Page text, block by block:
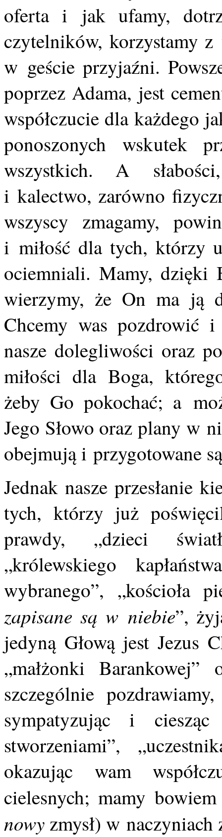
oferta i jak ufamy,
czytelników, korzystamy
w geście przyjaźni.
poprzez Adama, jest
współczucie dla każdego
ponoszonych wskutek
wszystkich. A
i kalectwo, zarówno
wszyscy zmagamy,
i miłość dla tych, którzy
ociemniali. Mamy, dzięki
wierzymy, że On ma ją
Chcemy was pozdrowić
nasze dolegliwości oraz
miłości dla Boga,
żeby Go pokochać; a
Jego Słowo oraz plany w
obejmują i przygotowane
Jednak nasze przesłanie
tych, którzy już
prawdy, „dzieci
„królewskiego
wybranego”, „kościoła
zapisane są w niebie”,
jedyną Głową jest Jezus
„małżonki Barankowej”
szczególnie
sympatyzując i
stworzeniami”,
okazując wam
cielesnych; mamy
nowy zmysł) w naczyniach